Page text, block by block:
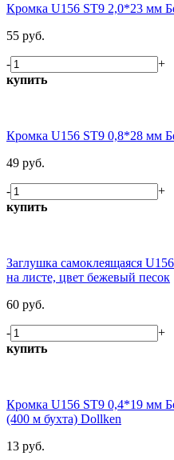
Кромка U156 ST9 2,0*23 мм
55 руб.
-
+
купить
Кромка U156 ST9 0,8*28 мм
49 руб.
-
+
купить
Заглушка самоклеящаяся
на листе, цвет бежевый песок
60 руб.
-
+
купить
Кромка U156 ST9 0,4*19 мм
(400 м бухта) Dollken
13 руб.